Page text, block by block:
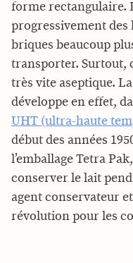
forme rectangulaire.
progressivement des
briques beaucoup
transporter. Surtout,
très vite aseptique.
développe en effet,
UHT (ultra-haute
début des années
l’emballage Tetra
conserver le lait
agent conservateur
révolution pour les